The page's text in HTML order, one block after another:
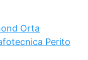
Orta
Perito